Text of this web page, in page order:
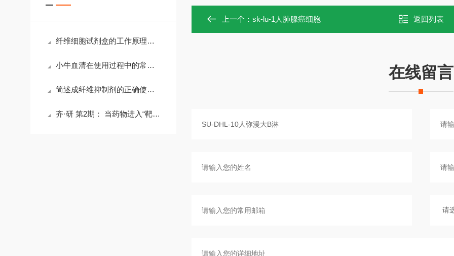
纤维细胞试剂盒的工作原理与独特优势
小牛血清在使用过程中的常见问题相应解决方法分享
简述成纤维抑制剂的正确使用方法
齐·研 第2期： 当药物进入“靶向降解”时代
上一个： sk-lu-1人肺腺癌细胞 返回列表
在线留言